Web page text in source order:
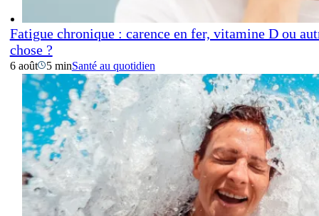
Fatigue chronique : carence en fer, vitamine D ou
chose ?
6 août 5 minSanté au quotidien